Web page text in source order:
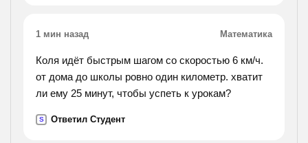
1 мин назад Математика
Коля идёт быстрым шагом со скоростью 6 км/ч.
от дома до школы ровно один километр. хватит
ли ему 25 минут, чтобы успеть к урокам?
S Ответил Студент